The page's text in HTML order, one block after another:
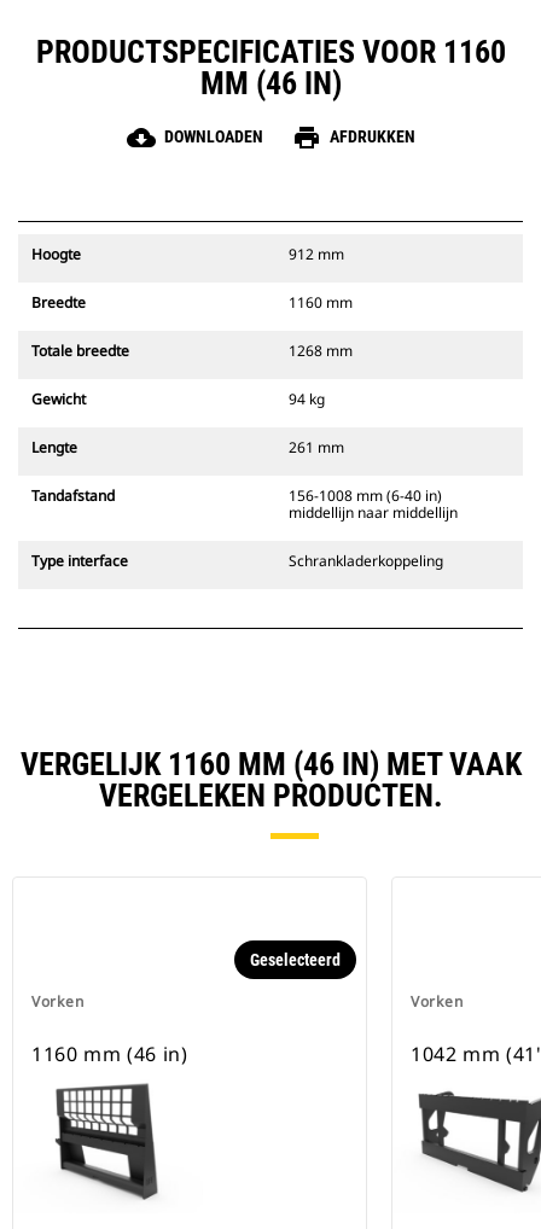
PRODUCTSPECIFICATIES VOOR 1160
MM (46 IN)
cloud_download DOWNLOADEN print AFDRUKKEN
Hoogte 912 mm
Breedte 1160 mm
Totale breedte 1268 mm
Gewicht 94 kg
Lengte 261 mm
Tandafstand
156-1008 mm (6-40 in)
middellijn naar middellijn
Type interface Schrankladerkoppeling
VERGELIJK 1160 MM (46 IN) MET VAAK
VERGELEKEN PRODUCTEN.
Vorken
Geselecteerd
1160 mm (46 in)
Vorken
1042 mm